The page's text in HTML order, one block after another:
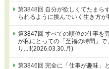
第3848回 自分が欲しくてたまら
られるように挑んでいく生き方
第3847回 すべての順位の仕事を
が私にとっての「至福の時間」
り...!!(2026.03.30.月)
第3846回 完全に「仕事が趣味」